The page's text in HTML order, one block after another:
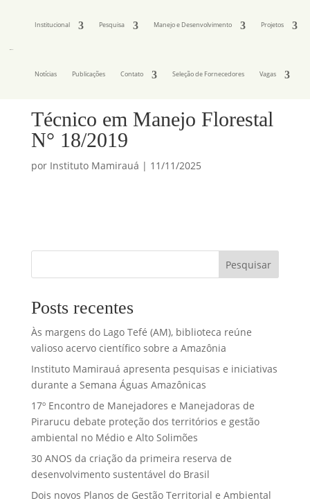
Institucional Pesquisa Manejo e Desenvolvimento Projetos
Notícias Publicações Contato Seleção de Fornecedores Vagas
Técnico em Manejo Florestal
N° 18/2019
por Instituto Mamirauá | 11/11/2025
Pesquisar
Posts recentes
Às margens do Lago Tefé (AM), biblioteca reúne
valioso acervo científico sobre a Amazônia
Instituto Mamirauá apresenta pesquisas e iniciativas
durante a Semana Águas Amazônicas
17º Encontro de Manejadores e Manejadoras de
Pirarucu debate proteção dos territórios e gestão
ambiental no Médio e Alto Solimões
30 ANOS da criação da primeira reserva de
desenvolvimento sustentável do Brasil
Dois novos Planos de Gestão Territorial e Ambiental